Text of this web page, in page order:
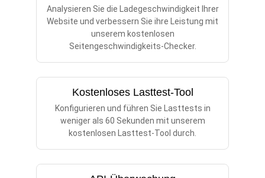
Analysieren Sie die Ladegeschwindigkeit Ihrer
Website und verbessern Sie ihre Leistung mit
unserem kostenlosen
Seitengeschwindigkeits-Checker.
Kostenloses Lasttest-Tool
Konfigurieren und führen Sie Lasttests in
weniger als 60 Sekunden mit unserem
kostenlosen Lasttest-Tool durch.